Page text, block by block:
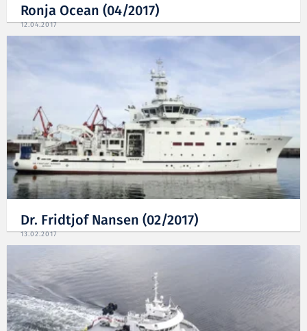
Ronja Ocean (04/2017)
12.04.2017
Dr. Fridtjof Nansen (02/2017)
13.02.2017